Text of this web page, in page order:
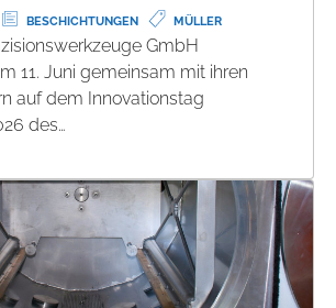
BESCHICHTUNGEN MÜLLER
GmbH
11. Juni gemeinsam mit ihren
auf dem Innovationstag
des…